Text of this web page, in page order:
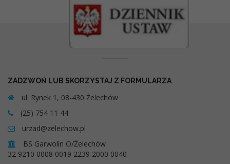
ZADZWOŃ LUB SKORZYSTAJ Z FORMULARZA
ul. Rynek 1, 08-430 Żelechów
(25) 754 11 44
urzad@zelechow.pl
BS Garwolin O/Żelechów
32 9210 0008 0019 2239 2000 0040